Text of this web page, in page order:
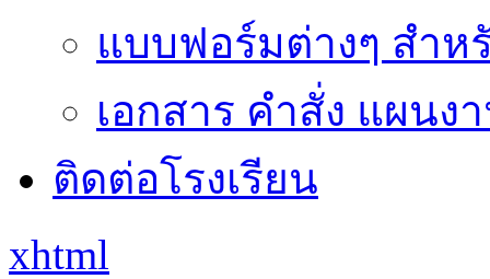
แบบฟอร์มต่างๆ สำห
เอกสาร คำสั่ง แผนง
ติดต่อโรงเรียน
xhtml